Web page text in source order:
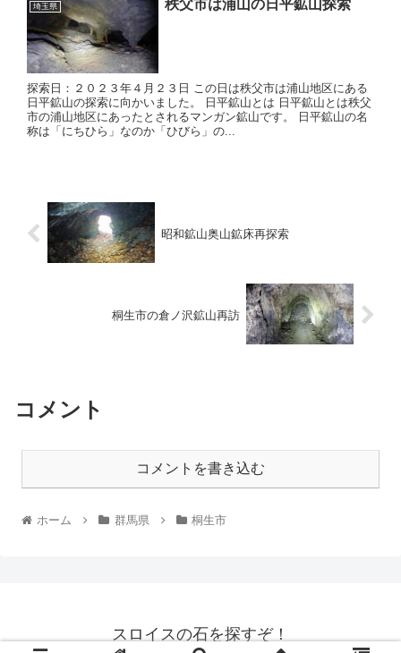
埼玉県 秩父市は浦山の日平鉱山探索
探索日：２０２３年４月２３日 この日は秩父市は浦山地区にある
日平鉱山の探索に向かいました。 日平鉱山とは 日平鉱山とは秩父
市の浦山地区にあったとされるマンガン鉱山です。 日平鉱山の名
称は「にちひら」なのか「ひびら」の...
昭和鉱山奥山鉱床再探索
桐生市の倉ノ沢鉱山再訪
コメント
コメントを書き込む
ホーム 群馬県 桐生市
スロイスの石を探すぞ！